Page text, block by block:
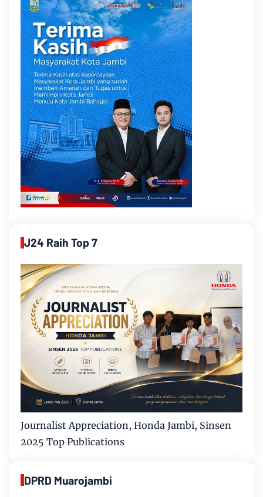
J24 Raih Top 7
Journalist Appreciation, Honda Jambi, Sinsen
2025 Top Publications
DPRD Muarojambi